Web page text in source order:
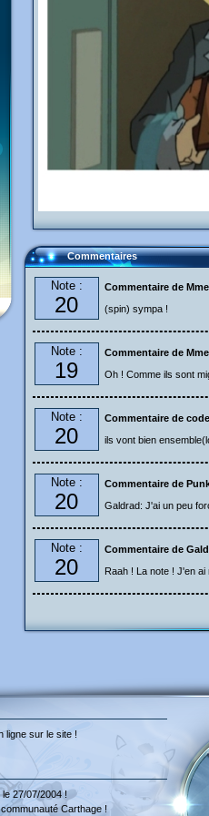
Commentaires
Note :
20
Commentaire de
(spin) sympa !
Note :
19
Commentaire de
Oh ! Comme ils sont
Note :
20
Commentaire de
ils vont bien
Note :
20
Commentaire de
Galdrad: J'ai un peu
Note :
20
Commentaire de
Raah ! La note ! J'en
ligne sur le site !
27/07/2004 !
Carthage !